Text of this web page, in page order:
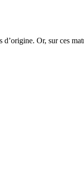
Or, sur ces